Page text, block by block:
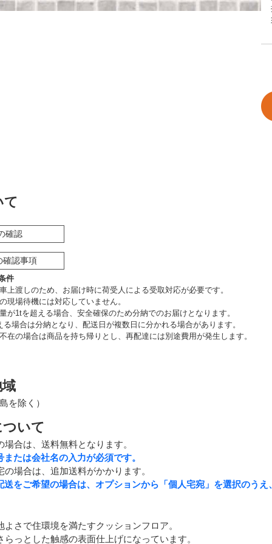
て
確認
確認事項
件
上渡しのため、お届け時に荷受人による受取対応が必要です。
現場待機には対応していません。
が1tを超える場合、安全確保のため分納でのお届けとなります。
る場合は分納となり、配送日が複数日に分かれる場合があります。
在の場合は商品を持ち帰りとし、再配達には別途費用が発生します。
を除く）
いて
合は、送料無料となります。
たは会社名の入力が必須です。
場合は、追加送料がかかります。
をご希望の場合は、オプションから「個人宅宛」を選択のうえ
さで住環境を満たすクッションフロア。
らっとした触感の表面仕上げになっています。